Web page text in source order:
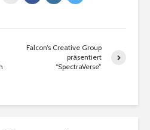
Falcon’s Creative Group
präsentiert
“SpectraVerse”